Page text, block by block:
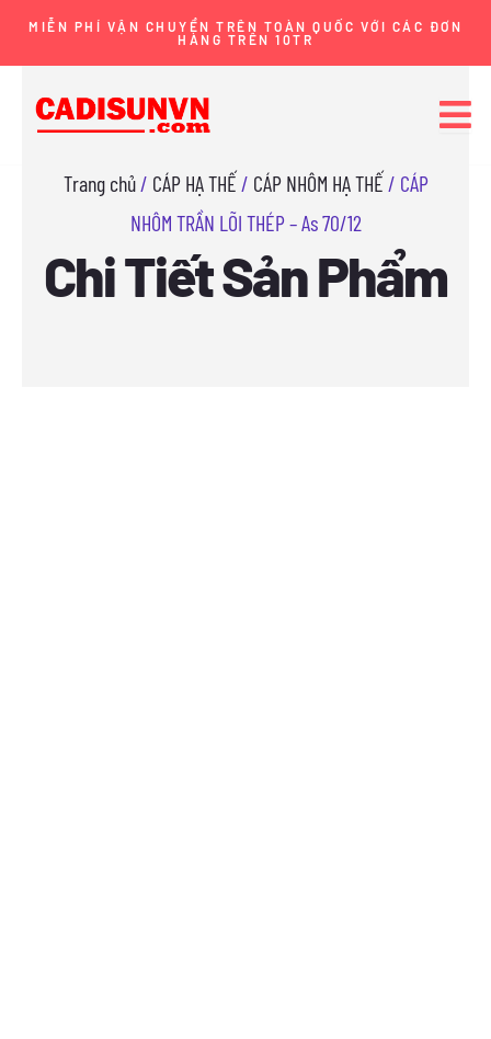
Nhảy
MIỄN PHÍ VẬN CHUYỂN TRÊN TOÀN QUỐC VỚI CÁC ĐƠN
HÀNG TRÊN 10TR
Trang chủ/ CÁP HẠ THẾ / CÁP NHÔM HẠ THẾ / CÁP
NHÔM TRẦN LÕI THÉP – As 70/12
Chi Tiết Sản Phẩm